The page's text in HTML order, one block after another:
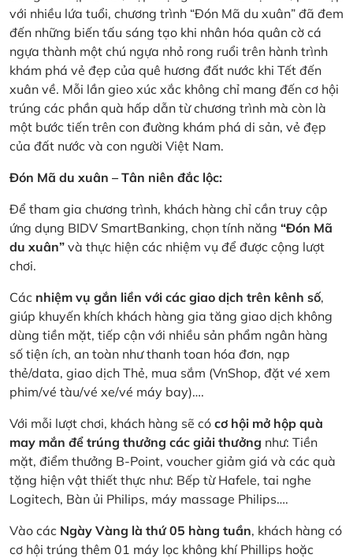
với nhiều lứa tuổi, chương trình “Đón Mã du xuân” đã đem
đến những biến tấu sáng tạo khi nhân hóa quân cờ cá
ngựa thành một chú ngựa nhỏ rong ruổi trên hành trình
khám phá vẻ đẹp của quê hương đất nước khi Tết đến
xuân về. Mỗi lần gieo xúc xắc không chỉ mang đến cơ hội
trúng các phần quà hấp dẫn từ chương trình mà còn là
một bước tiến trên con đường khám phá di sản, vẻ đẹp
của đất nước và con người Việt Nam.
Đón Mã du xuân – Tân niên đắc lộc:
Để tham gia chương trình, khách hàng chỉ cần truy cập
ứng dụng BIDV SmartBanking, chọn tính năng “Đón Mã
du xuân” và thực hiện các nhiệm vụ để được cộng lượt
chơi.
Các nhiệm vụ gắn liền với các giao dịch trên kênh số,
giúp khuyến khích khách hàng gia tăng giao dịch không
dùng tiền mặt, tiếp cận với nhiều sản phẩm ngân hàng
số tiện ích, an toàn như thanh toan hóa đơn, nạp
thẻ/data, giao dịch Thẻ, mua sắm (VnShop, đặt vé xem
phim/vé tàu/vé xe/vé máy bay)….
Với mỗi lượt chơi, khách hàng sẽ có cơ hội mở hộp quà
may mắn để trúng thưởng các giải thưởng như: Tiền
mặt, điểm thưởng B-Point, voucher giảm giá và các quà
tặng hiện vật thiết thực như: Bếp từ Hafele, tai nghe
Logitech, Bàn ủi Philips, máy massage Philips….
Vào các Ngày Vàng là thứ 05 hàng tuần, khách hàng có
cơ hội trúng thêm 01 máy lọc không khí Phillips hoặc